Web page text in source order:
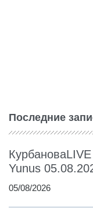
Последние
Yunus
05/08/2026